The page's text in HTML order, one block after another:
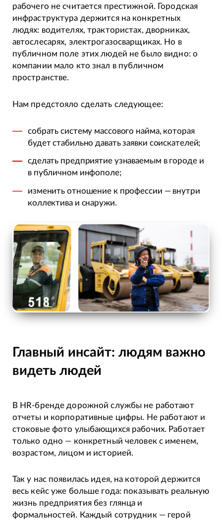
рабочего не считается престижной. Городская
инфраструктура держится на конкретных
людях: водителях, трактористах, дворниках,
автослесарях, электрогазосварщиках. Но в
публичном поле этих людей не было видно: о
компании мало кто знал в публичном
пространстве.
Нам предстояло сделать следующее:
собрать систему массового найма, которая
будет стабильно давать заявки соискателей;
сделать предприятие узнаваемым в городе и
в публичном инфополе;
изменить отношение к профессии — внутри
коллектива и снаружи.
Главный инсайт: людям важно
видеть людей
В HR-бренде дорожной службы не работают
отчеты и корпоративные цифры. Не работают и
стоковые фото улыбающихся рабочих. Работает
только одно — конкретный человек с именем,
возрастом, лицом и историей.
Так у нас появилась идея, на которой держится
весь кейс уже больше года: показывать реальную
жизнь предприятия без глянца и
формальностей. Каждый сотрудник — герой